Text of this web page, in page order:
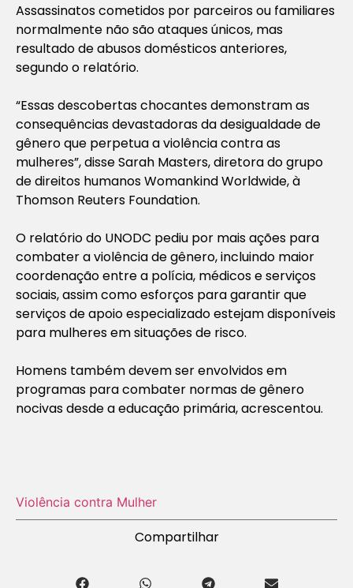
Assassinatos cometidos por parceiros ou familiares
normalmente não são ataques únicos, mas
resultado de abusos domésticos anteriores,
segundo o relatório.
“Essas descobertas chocantes demonstram as
consequências devastadoras da desigualdade de
gênero que perpetua a violência contra as
mulheres”, disse Sarah Masters, diretora do grupo
de direitos humanos Womankind Worldwide, à
Thomson Reuters Foundation.
O relatório do UNODC pediu por mais ações para
combater a violência de gênero, incluindo maior
coordenação entre a polícia, médicos e serviços
sociais, assim como esforços para garantir que
serviços de apoio especializado estejam disponíveis
para mulheres em situações de risco.
Homens também devem ser envolvidos em
programas para combater normas de gênero
nocivas desde a educação primária, acrescentou.
Violência contra Mulher
Compartilhar